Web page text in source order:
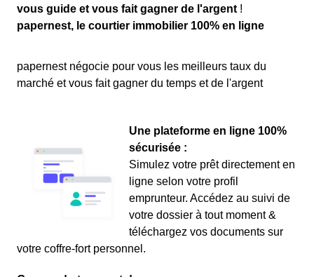
vous guide et vous fait gagner de l'argent !
papernest, le courtier immobilier 100% en ligne
papernest négocie pour vous les meilleurs taux du
marché et vous fait gagner du temps et de l'argent
Une plateforme en ligne 100%
sécurisée :
Simulez votre prêt directement en
ligne selon votre profil
emprunteur. Accédez au suivi de
votre dossier à tout moment &
téléchargez vos documents sur
votre coffre-fort personnel.